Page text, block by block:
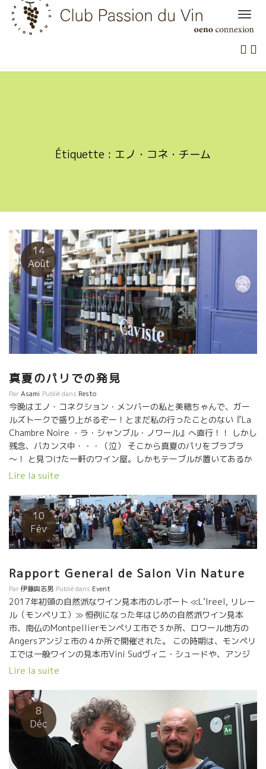
Skip
content
Étiquette : エノ・コネ・チーム
14
Août
真夏のパリでの発見
ParAsami Publié dans Resto
今晩はエノ・コネクション・メンバーの私と美穂ちゃんで、ガー
ルズトークで盛り上がるぞー！とまだ私の行ったことのない『La
Chambre Noire ・ラ・シャンブル・ノワール』へ直行！！ しかし
残念、バカンス中・・・（泣） そこから真夏のパリをブラブラ
～！ と見つけた一軒のワイン屋。しかもテーブルが置いてあるか
ら軽く食べれる！ どんな感じかな～？と覗いてみたら知っている
サッパリとしたロワールのシュナンに、夏らしいあっさり
としたつまみ！ ナスのグラタン、ブラッター・チーズ、そしてタ
プナード！！ オーナーのジュリアンとシャーロットは、元々パリ
2区で小さなワインバーを経営していました。 そして2019年、彼
らは11区に引っ越し、長年シャーロットの夢であったオープンキ
ル』をオープン。 『ル・プチ・ピナール』とは小さなワインとい
う意味です！ この素敵なキッチンで、シャーロットは季節に合っ
た野菜や果物を調理し、彼女の作る料理に合った自然派ワインを
ジュリアンが進めてくれます。 シンプルだけど愛情たっぷりの料
理。二人のサービスがとても居心地良く、ついつい長居してしま
う飲み屋。 是非パリに遊びに来たら覗いてみてください！ Le
P’tit Pinard へのリンクはこちらから！ Le P’tit Pinard
Lire la suite
10
Fév
Rapport General de Salon Vin Nature
Par伊藤與志男 Publié dans Event
2017年初頭の自然派なワイン見本市のレポート ≪L’Ireel, リレー
ル（モンペリエ）≫ 恒例になった年はじめの自然派ワイン見本
市、南仏のMontpellierモンペリエ市で３か所、ロワール地方の
Angersアンジェ市の４か所で開催された。 この時期は、モンペリ
エでは一般ワインの見本市Vini Sudヴィニ・シュードや、アンジ
ェではSalon de Loireサロン・ド・ロワールが同時開催されてお
ンバイヤー達も、昨今の自然ブームの影響もあって自然派ワイン
見本市にも顔を出す人が増えている。 ≪Les Affranchis , レ・ザ
フランシ（モンペリエ）≫ どの試飲会場も溢れんばかりの入場者
で、自然派ワインの人気が世界的規模で広がっているが判る。 こ
れだけ、世界のトップクラスのレストランが自然派ワインを取り
扱っている昨今、ワインをビジネスにしている業者が自然派を無
Lire la suite
8
Déc